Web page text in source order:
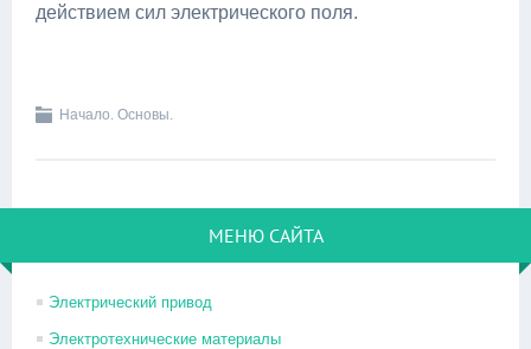
действием сил электрического поля.
Начало. Основы.
МЕНЮ САЙТА
Электрический привод
Электротехнические материалы